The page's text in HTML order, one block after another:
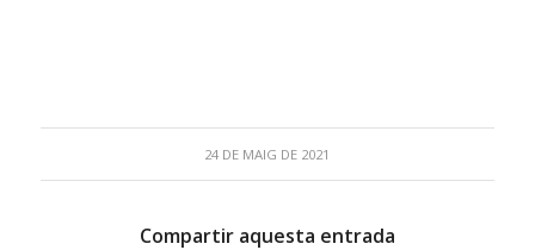
24 DE MAIG DE 2021
Compartir aquesta entrada